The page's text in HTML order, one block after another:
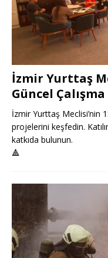
İzmir Yurttaş
Güncel
İzmir Yurttaş Meclisi’nin
projelerini keşfedin.
katkıda bulunun.
🔺